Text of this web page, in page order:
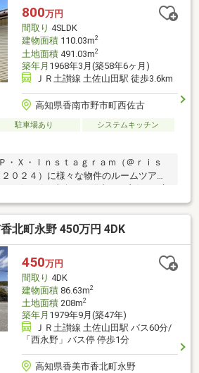
ｍ）・香美市鏡野中学校 徒歩9分
800万円
間取り 4SLDK
建物面積110.03m2
土地面積491.03m2
築年月 1968年3月(築58年6ヶ月)
ＪＲ土讃線 土佐山田駅 徒歩3.6km
高知県香南市野市町西佐古
駐車場あり
システムキッチン
Ｘ・Ｉｎｓｔａｇｒａｍ（＠ｒｉｓ
０２４）に様々な物件のルームツアー
しむことができます・作業場やアウト
利な土間完備！・廊下やトイレに手す
ます◎【周辺環境】・香南市立佐古小
・香南市立野市中学校 徒歩54分
北町永野 450万円 4DK
450万円
間取り 4DK
建物面積86.63m2
土地面積208m2
築年月 1979年9月(築47年)
ＪＲ土讃線 土佐山田駅 バス60分/
「西永野」バス停 停歩1分
高知県香美市香北町永野